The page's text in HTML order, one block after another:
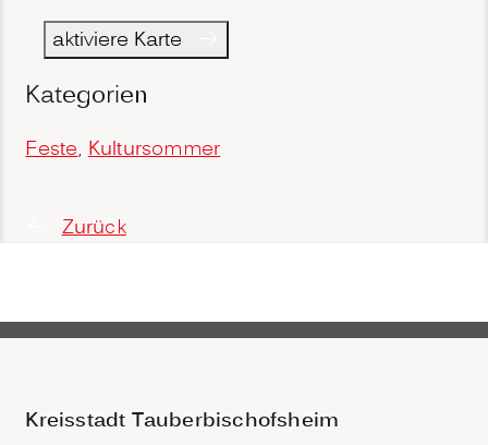
aktiviere Karte
Kategorien
Feste,Kultursommer
Zurück
Kreisstadt Tauberbischofsheim